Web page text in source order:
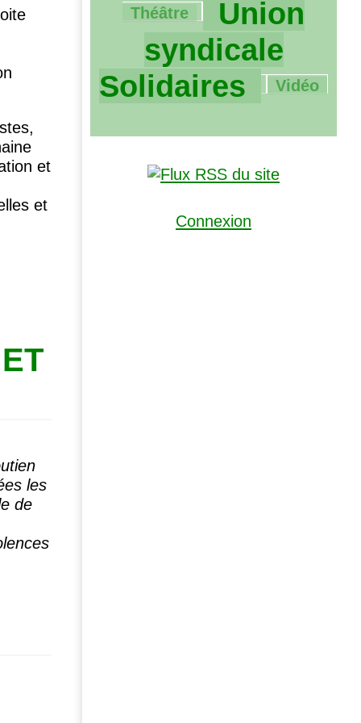
et
et
ET
les
de
Théâtre
Union
syndicale
Solidaires
109/2208
Vidéo
Connexion